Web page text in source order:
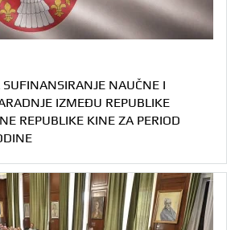
NAUČNE I
IZMEĐU REPUBLIKE
REPUBLIKE KINE ZA PERIOD